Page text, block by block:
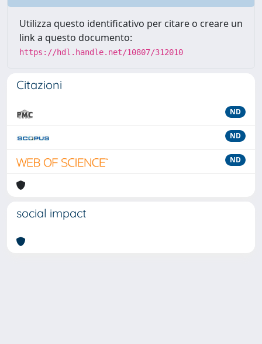
Utilizza questo identificativo per citare o creare un
link a questo documento:
https://hdl.handle.net/10807/312010
Citazioni
ND
ND
ND
social impact